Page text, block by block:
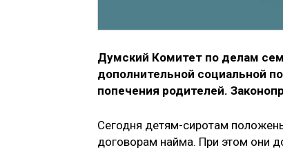
Думский Комитет по делам
дополнительной социальной
попечения родителей.
Сегодня детям-сиротам
договорам найма. При этом они